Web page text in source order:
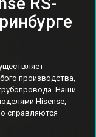
производства,
Наши
Hisense,
справляются